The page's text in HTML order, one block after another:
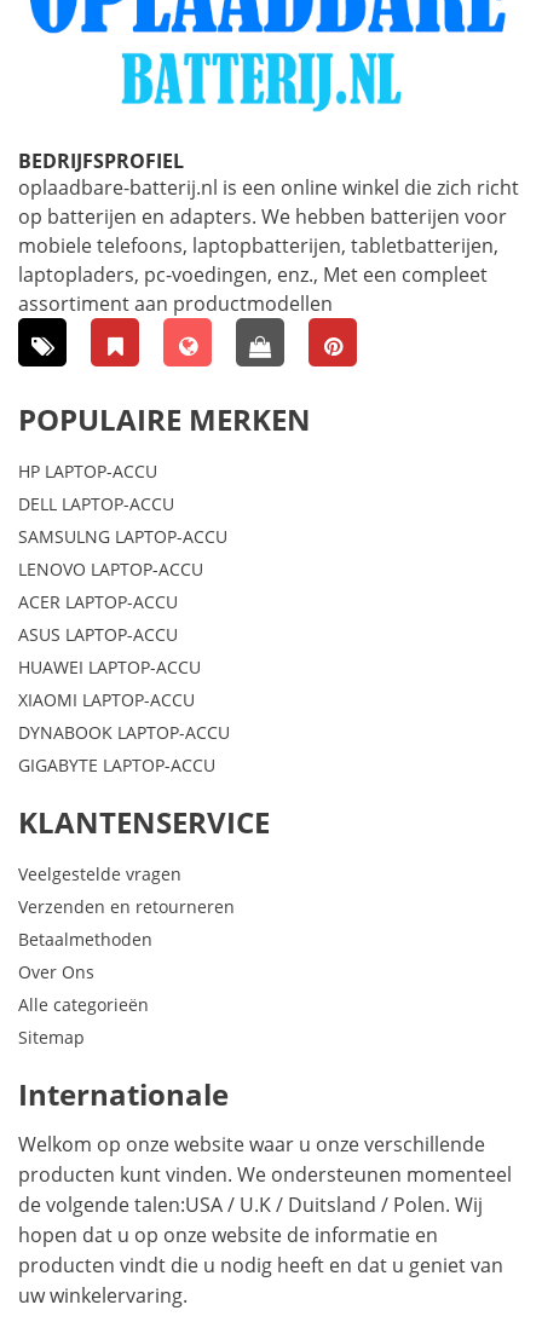
BEDRIJFSPROFIEL
oplaadbare-batterij.nl is een online winkel die zich richt
op batterijen en adapters. We hebben batterijen voor
mobiele telefoons, laptopbatterijen, tabletbatterijen,
laptopladers, pc-voedingen, enz., Met een compleet
assortiment aan productmodellen
POPULAIRE MERKEN
HP LAPTOP-ACCU
DELL LAPTOP-ACCU
SAMSULNG LAPTOP-ACCU
LENOVO LAPTOP-ACCU
ACER LAPTOP-ACCU
ASUS LAPTOP-ACCU
HUAWEI LAPTOP-ACCU
XIAOMI LAPTOP-ACCU
DYNABOOK LAPTOP-ACCU
GIGABYTE LAPTOP-ACCU
KLANTENSERVICE
Veelgestelde vragen
Verzenden en retourneren
Betaalmethoden
Over Ons
Alle categorieën
Sitemap
Internationale
Welkom op onze website waar u onze verschillende
producten kunt vinden. We ondersteunen momenteel
de volgende talen:USA/ U.K/ Duitsland / Polen. Wij
hopen dat u op onze website de informatie en
producten vindt die u nodig heeft en dat u geniet van
uw winkelervaring.